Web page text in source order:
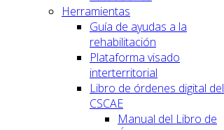
Herramientas
Guía de ayudas a la
rehabilitación
Plataforma visado
interterritorial
Libro de órdenes digital del
CSCAE
Manual del Libro de